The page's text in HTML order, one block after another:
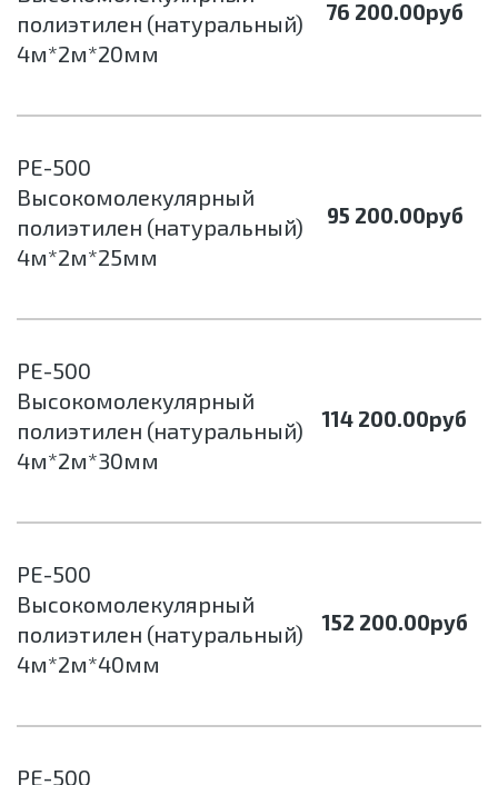
полиэтилен (натуральный)
4м*2м*20мм
76 200.00руб
РЕ-500
Высокомолекулярный
полиэтилен (натуральный)
4м*2м*25мм
95 200.00руб
РЕ-500
Высокомолекулярный
полиэтилен (натуральный)
4м*2м*30мм
114 200.00руб
РЕ-500
Высокомолекулярный
полиэтилен (натуральный)
4м*2м*40мм
152 200.00руб
РЕ-500